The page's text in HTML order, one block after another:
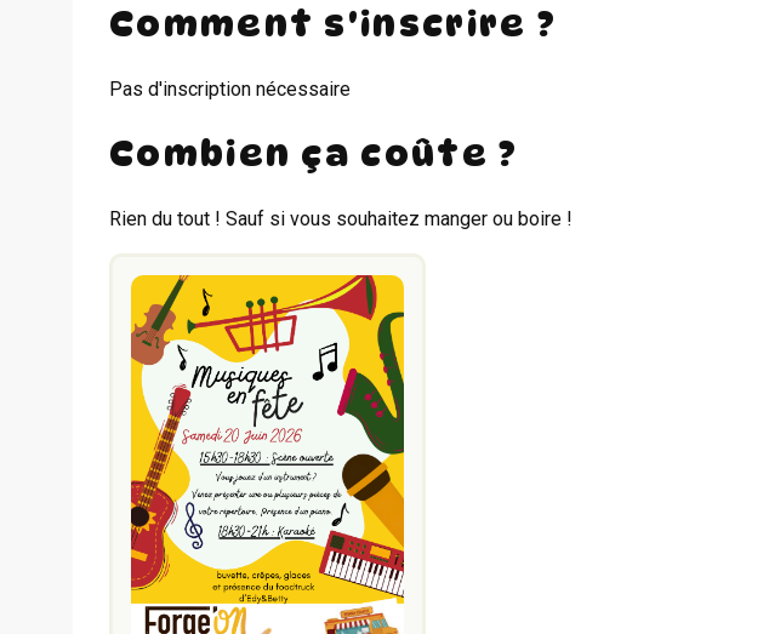
Comment s'inscrire ?
Pas d'inscription nécessaire
Combien ça coûte ?
Rien du tout ! Sauf si vous souhaitez manger ou boire !